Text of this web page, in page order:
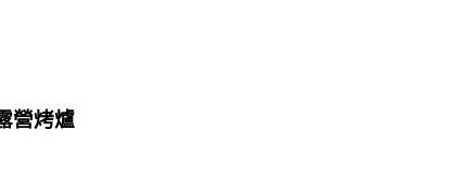
營烤爐